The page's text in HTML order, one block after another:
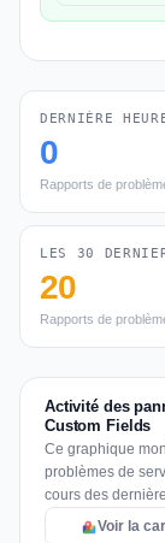
DERNIÈRE
0
Rapports de
LES 30
20
Rapports de
Activité des
Custom Fields
Ce graphique
problèmes de
cours des
Voir la